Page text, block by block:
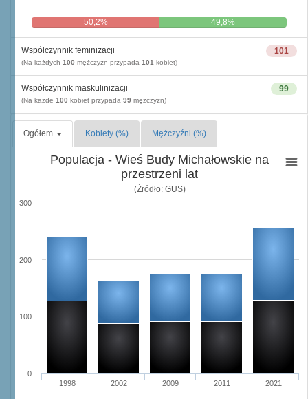
50,2% 49,8%
101
Współczynnik feminizacji
(Na każdych 100 mężczyzn przypada 101 kobiet)
99
Współczynnik maskulinizacji
(Na każde 100 kobiet przypada 99 mężczyzn)
Ogółem Kobiety (%) Mężczyźni (%)
Populacja - Wieś Budy Michałowskie na
przestrzeni lat
(Źródło: GUS)
1998 2002 2009 2011 2021
0
100
200
300